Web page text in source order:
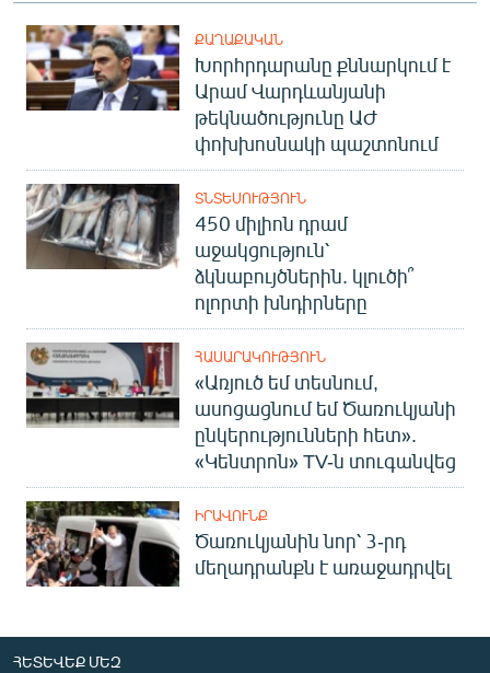
ՔԱՂԱՔԱԿԱՆ
Խորհրդարանը քննարկում է
Արամ Վարդևանյանի
թեկնածությունը ԱԺ
փոխխոսնակի պաշտոնում
ՏՆՏԵՍՈՒԹՅՈՒՆ
450 միլիոն դրամ
աջակցություն՝
ձկնաբույծներին. կլուծի՞
ոլորտի խնդիրները
ՀԱՍԱՐԱԿՈՒԹՅՈՒՆ
«Առյուծ եմ տեսնում,
ասոցացնում եմ Ծառուկյանի
ընկերությունների հետ».
«Կենտրոն» TV-ն տուգանվեց
ԻՐԱՎՈՒՆՔ
Ծառուկյանին նոր՝ 3-րդ
մեղադրանքն է առաջադրվել
ՀԵՏԵՎԵՔ ՄԵԶ